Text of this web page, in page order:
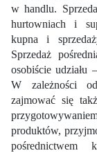
w handlu.
hurtowniach i
kupna i
Sprzedaż
osobiście udziału
W zależności
zajmować się
produktów,
pośrednictwem